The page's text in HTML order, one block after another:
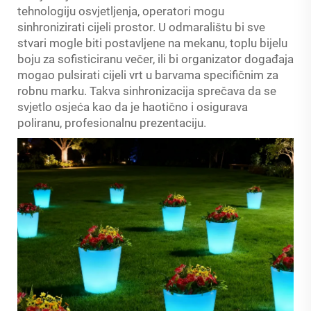
tehnologiju osvjetljenja, operatori mogu
sinhronizirati cijeli prostor. U odmaralištu bi sve
stvari mogle biti postavljene na mekanu, toplu bijelu
boju za sofisticiranu večer, ili bi organizator događaja
mogao pulsirati cijeli vrt u barvama specifičnim za
robnu marku. Takva sinhronizacija sprečava da se
svjetlo osjeća kao da je haotično i osigurava
poliranu, profesionalnu prezentaciju.